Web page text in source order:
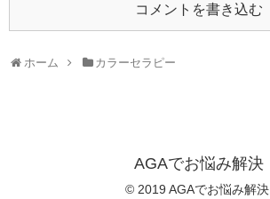
コメントを書き込む
ホーム カラーセラピー
AGAでお悩み解決
© 2019 AGAでお悩み解決.